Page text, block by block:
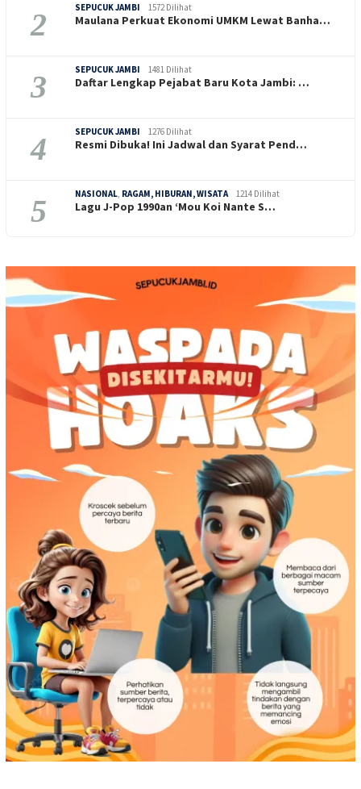
2 SEPUCUK JAMBI 1572 Dilihat
Maulana Perkuat Ekonomi UMKM Lewat Banha…
3 SEPUCUK JAMBI 1481 Dilihat
Daftar Lengkap Pejabat Baru Kota Jambi: …
4 SEPUCUK JAMBI 1276 Dilihat
Resmi Dibuka! Ini Jadwal dan Syarat Pend…
5 NASIONAL RAGAM, HIBURAN, WISATA 1214 Dilihat
Lagu J-Pop 1990an ‘Mou Koi Nante S…